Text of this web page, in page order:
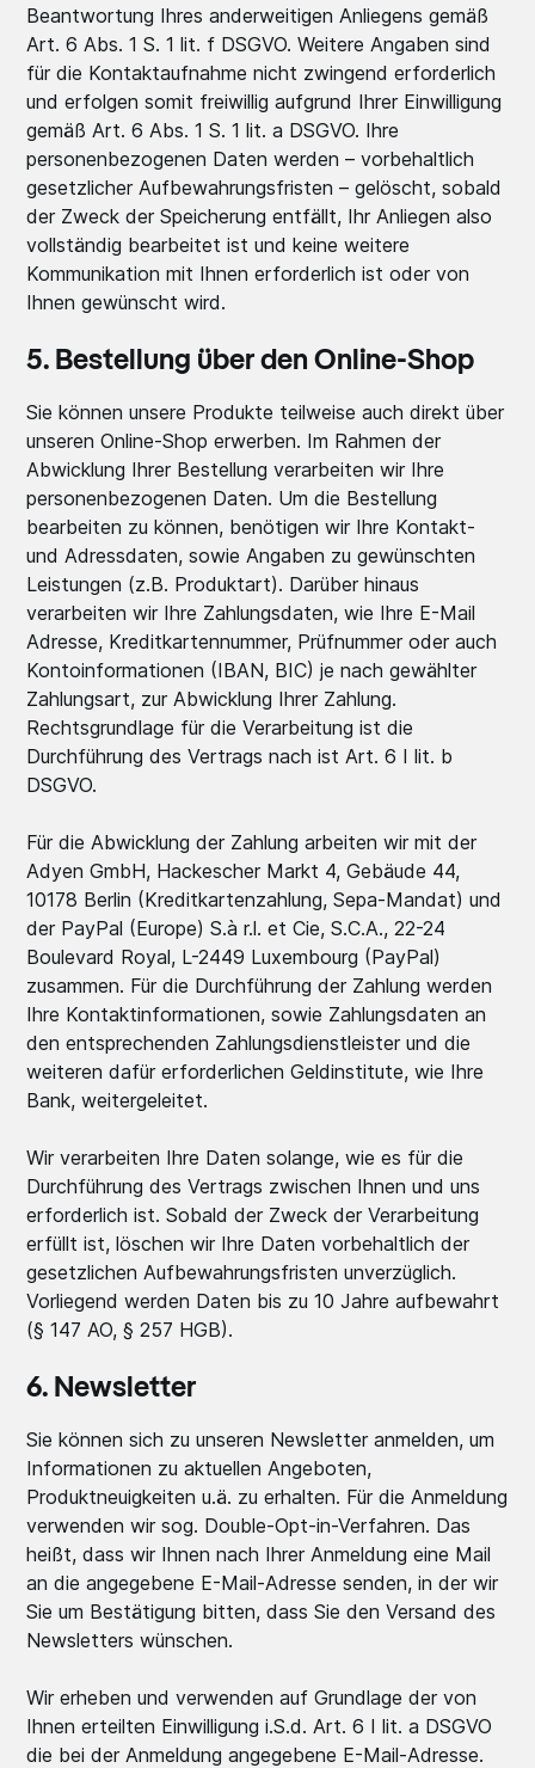
Beantwortung Ihres anderweitigen Anliegens gemäß
Art. 6 Abs. 1 S. 1 lit. f DSGVO. Weitere Angaben sind
für die Kontaktaufnahme nicht zwingend erforderlich
und erfolgen somit freiwillig aufgrund Ihrer Einwilligung
gemäß Art. 6 Abs. 1 S. 1 lit. a DSGVO. Ihre
personenbezogenen Daten werden – vorbehaltlich
gesetzlicher Aufbewahrungsfristen – gelöscht, sobald
der Zweck der Speicherung entfällt, Ihr Anliegen also
vollständig bearbeitet ist und keine weitere
Kommunikation mit Ihnen erforderlich ist oder von
Ihnen gewünscht wird.
5. Bestellung über den Online-Shop
Sie können unsere Produkte teilweise auch direkt über
unseren Online-Shop erwerben. Im Rahmen der
Abwicklung Ihrer Bestellung verarbeiten wir Ihre
personenbezogenen Daten. Um die Bestellung
bearbeiten zu können, benötigen wir Ihre Kontakt-
und Adressdaten, sowie Angaben zu gewünschten
Leistungen (z.B. Produktart). Darüber hinaus
verarbeiten wir Ihre Zahlungsdaten, wie Ihre E-Mail
Adresse, Kreditkartennummer, Prüfnummer oder auch
Kontoinformationen (IBAN, BIC) je nach gewählter
Zahlungsart, zur Abwicklung Ihrer Zahlung.
Rechtsgrundlage für die Verarbeitung ist die
Durchführung des Vertrags nach ist Art. 6 I lit. b
DSGVO.
Für die Abwicklung der Zahlung arbeiten wir mit der
Adyen GmbH, Hackescher Markt 4, Gebäude 44,
10178 Berlin (Kreditkartenzahlung, Sepa-Mandat) und
der PayPal (Europe) S.à r.l. et Cie, S.C.A., 22-24
Boulevard Royal, L-2449 Luxembourg (PayPal)
zusammen. Für die Durchführung der Zahlung werden
Ihre Kontaktinformationen, sowie Zahlungsdaten an
den entsprechenden Zahlungsdienstleister und die
weiteren dafür erforderlichen Geldinstitute, wie Ihre
Bank, weitergeleitet.
Wir verarbeiten Ihre Daten solange, wie es für die
Durchführung des Vertrags zwischen Ihnen und uns
erforderlich ist. Sobald der Zweck der Verarbeitung
erfüllt ist, löschen wir Ihre Daten vorbehaltlich der
gesetzlichen Aufbewahrungsfristen unverzüglich.
Vorliegend werden Daten bis zu 10 Jahre aufbewahrt
(§ 147 AO, § 257 HGB).
6. Newsletter
Sie können sich zu unseren Newsletter anmelden, um
Informationen zu aktuellen Angeboten,
Produktneuigkeiten u.ä. zu erhalten. Für die Anmeldung
verwenden wir sog. Double-Opt-in-Verfahren. Das
heißt, dass wir Ihnen nach Ihrer Anmeldung eine Mail
an die angegebene E-Mail-Adresse senden, in der wir
Sie um Bestätigung bitten, dass Sie den Versand des
Newsletters wünschen.
Wir erheben und verwenden auf Grundlage der von
Ihnen erteilten Einwilligung i.S.d. Art. 6 I lit. a DSGVO
die bei der Anmeldung angegebene E-Mail-Adresse.